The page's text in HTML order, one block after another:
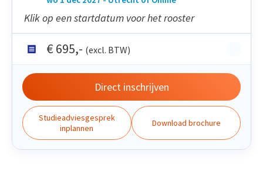
Klik op een startdatum voor het rooster
€ 695,- (excl. BTW)
Direct inschrijven
Studieadviesgesprek
inplannen
Download brochure